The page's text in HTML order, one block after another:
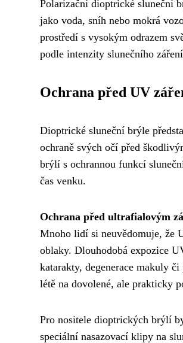
Polarizační dioptrické sluneční
jako voda, sníh nebo mokrá
prostředí s vysokým odrazem
podle intenzity slunečního
Ochrana před UV
Dioptrické sluneční brýle
ochraně svých očí před
brýlí s ochrannou funkcí
čas venku.
Ochrana před ultrafialovým
Mnoho lidí si neuvědomuje, že
oblaky. Dlouhodobá expozice
katarakty, degenerace makuly
létě na dovolené, ale prakticky
Pro nositele dioptrických brýlí
speciální nasazovací klipy na